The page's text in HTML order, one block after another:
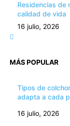
Residencias de
calidad de vida
16 julio, 2026
MÁS POPULAR
Tipos de
adapta a cada
16 julio, 2026